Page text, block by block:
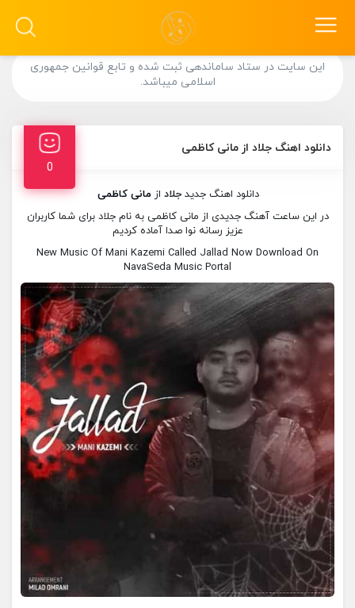
این سایت در ستاد ساماندهی ثبت شده و تابع قوانین جمهوری
اسلامی میباشد.
دانلود اهنگ جلاد از مانی کاظمی
0
دانلود اهنگ جدید جلاد از مانی کاظمی
در این ساعت آهنگ جدیدی از مانی کاظمی به نام جلاد برای شما کاربران
عزیز رسانه نوا صدا آماده کردیم
New Music Of Mani Kazemi Called Jallad Now Download On
NavaSeda Music Portal